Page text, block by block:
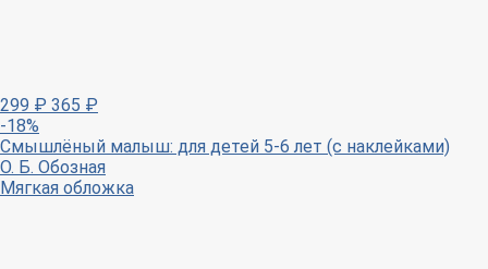
299 ₽ 365 ₽
-18%
Смышлёный малыш: для детей 5-6 лет (с наклейками)
О. Б. Обозная
Мягкая обложка